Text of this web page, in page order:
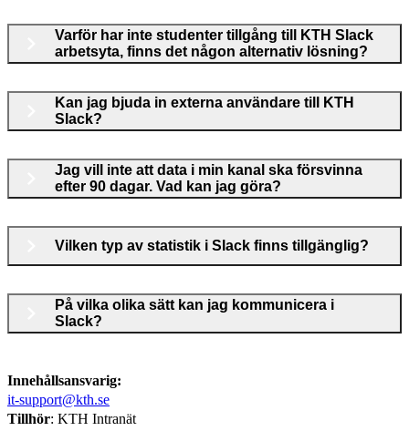
Varför har inte studenter tillgång till KTH Slack
arbetsyta, finns det någon alternativ lösning?
Kan jag bjuda in externa användare till KTH
Slack?
Jag vill inte att data i min kanal ska försvinna
efter 90 dagar. Vad kan jag göra?
Vilken typ av statistik i Slack finns tillgänglig?
På vilka olika sätt kan jag kommunicera i
Slack?
Innehållsansvarig:
it-support@kth.se
Tillhör: KTH Intranät